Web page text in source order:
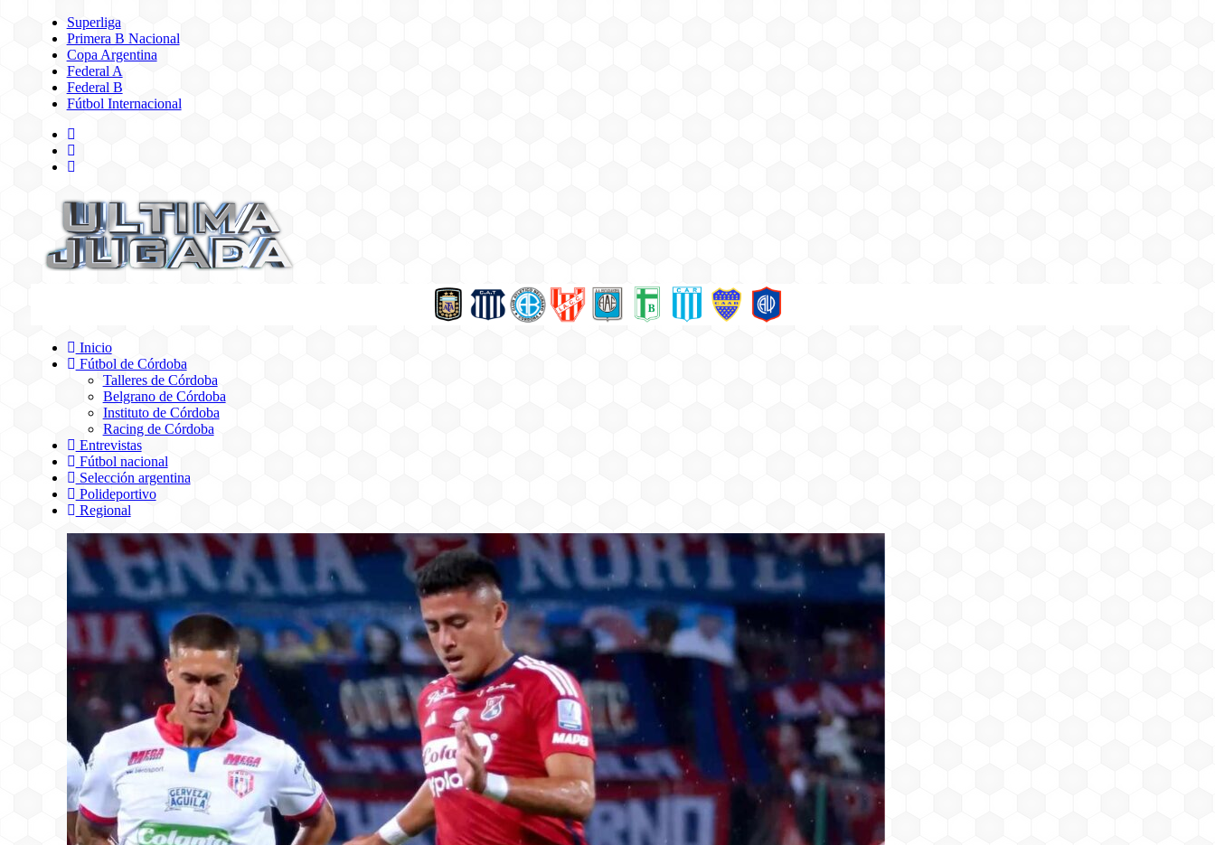
Superliga
Primera B Nacional
Copa Argentina
Federal A
Federal B
Fútbol Internacional
Inicio
Fútbol de Córdoba
Talleres de Córdoba
Belgrano de Córdoba
Instituto de Córdoba
Racing de Córdoba
Entrevistas
Fútbol nacional
Selección argentina
Polideportivo
Regional